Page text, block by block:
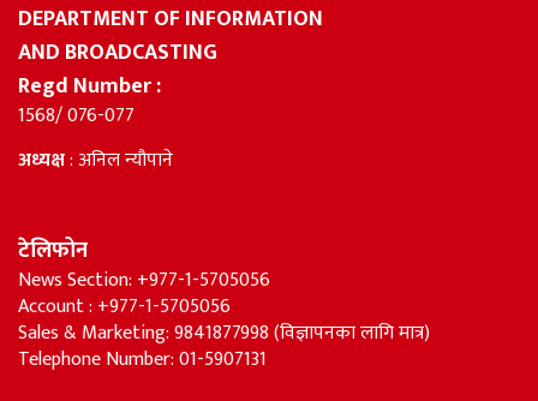
DEPARTMENT OF INFORMATION
AND BROADCASTING
Regd Number :
1568/ 076-077
अध्यक्ष: अनिल न्यौपाने
टेलिफोन
News Section: +977-1-5705056
Account : +977-1-5705056
Sales & Marketing: 9841877998 (विज्ञापनका लागि मात्र)
Telephone Number: 01-5907131